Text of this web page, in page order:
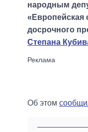
народным
«Европейская
досрочного
Степана
Об этом